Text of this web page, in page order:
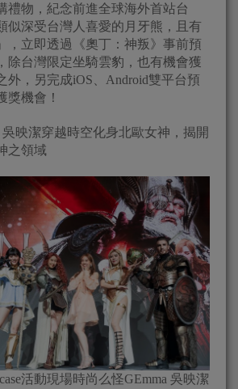
禮物，紀念前進全球海外首站台
似深受台灣人喜愛的月牙熊，且有
，立即透過《奧丁：神叛》事前預
除台灣限定坐騎雲豹，也有機會獲
外，另完成iOS、Android雙平台預
獎機會！
吳映潔穿越時空化身北歐女神，揭開
之領域
活動現場時尚么怪GEmma 吳映潔